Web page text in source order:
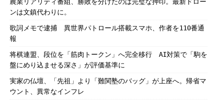
ンは文鎮代わりに。
歌詞メモで逮捕 異世界パトロール搭載スマホ、作者を110番通
報
将棋連盟、段位を「筋肉トークン」へ完全移行 AI対策で「駒を
盤にめり込ませる深さ」が評価基準に
実家の仏壇、「先祖」より「難関塾のバッグ」が上座へ。帰省マ
ウント、異常なインフレ